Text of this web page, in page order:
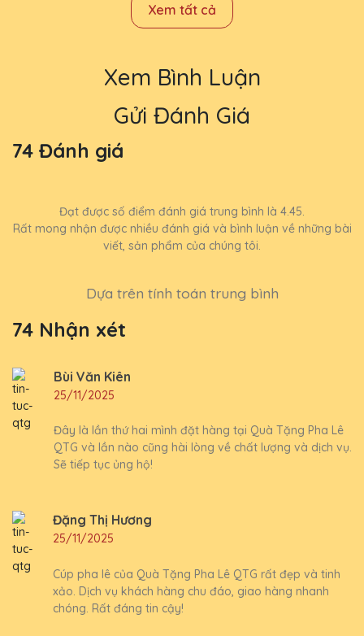
Xem tất cả
Xem Bình Luận
Gửi Đánh Giá
74 Đánh giá
Đạt được số điểm đánh giá trung bình là 4.45.
Rất mong nhận được nhiều đánh giá và bình luận về những bài
viết, sản phẩm của chúng tôi.
Dựa trên tính toán trung bình
74 Nhận xét
Bùi Văn Kiên
25/11/2025
Đây là lần thứ hai mình đặt hàng tại Quà Tặng Pha Lê
QTG và lần nào cũng hài lòng về chất lượng và dịch vụ.
Sẽ tiếp tục ủng hộ!
Đặng Thị Hương
25/11/2025
Cúp pha lê của Quà Tặng Pha Lê QTG rất đẹp và tinh
xảo. Dịch vụ khách hàng chu đáo, giao hàng nhanh
chóng. Rất đáng tin cậy!